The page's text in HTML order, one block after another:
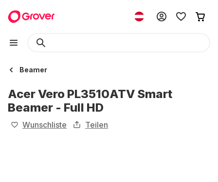
Beamer
Acer Vero PL3510ATV Smart
Beamer - Full HD
Wunschliste Teilen